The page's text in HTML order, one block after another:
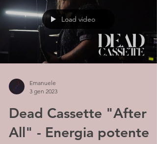
Load video
Emanuele
3 gen 2023
Dead Cassette "After
All" - Energia potente